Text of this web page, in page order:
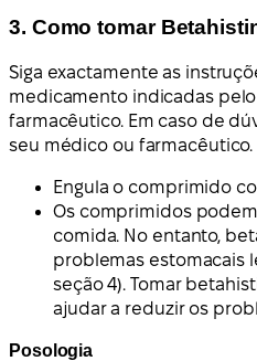
3. Como tomar
Siga exactamente as
medicamento indicadas
farmacêutico. Em caso de
seu médico ou farmacêutico.
Engula o comprimido
Os comprimidos
comida. No entanto,
problemas estomacais
seção 4). Tomar
ajudar a reduzir os
Posologia